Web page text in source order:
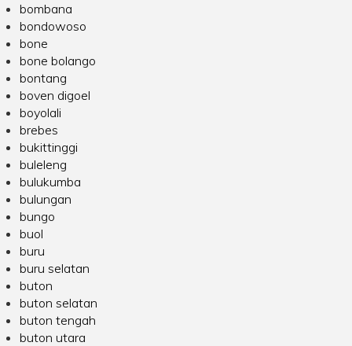
bombana
bondowoso
bone
bone bolango
bontang
boven digoel
boyolali
brebes
bukittinggi
buleleng
bulukumba
bulungan
bungo
buol
buru
buru selatan
buton
buton selatan
buton tengah
buton utara